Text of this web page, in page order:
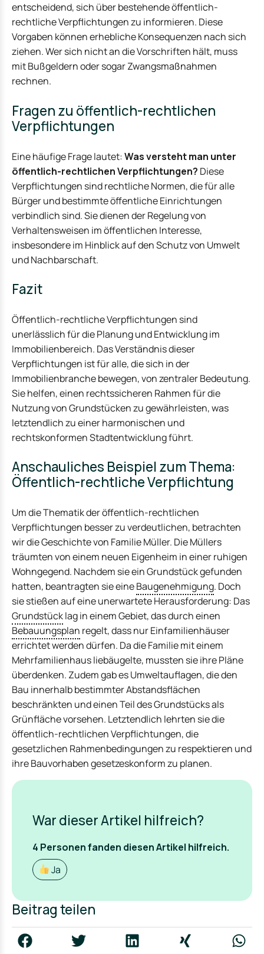
entscheidend, sich über bestehende öffentlich-
rechtliche Verpflichtungen zu informieren. Diese
Vorgaben können erhebliche Konsequenzen nach sich
ziehen. Wer sich nicht an die Vorschriften hält, muss
mit Bußgeldern oder sogar Zwangsmaßnahmen
rechnen.
Fragen zu öffentlich-rechtlichen
Verpflichtungen
Eine häufige Frage lautet:Was versteht man unter
öffentlich-rechtlichen Verpflichtungen? Diese
Verpflichtungen sind rechtliche Normen, die für alle
Bürger und bestimmte öffentliche Einrichtungen
verbindlich sind. Sie dienen der Regelung von
Verhaltensweisen im öffentlichen Interesse,
insbesondere im Hinblick auf den Schutz von Umwelt
und Nachbarschaft.
Fazit
Öffentlich-rechtliche Verpflichtungen sind
unerlässlich für die Planung und Entwicklung im
Immobilienbereich. Das Verständnis dieser
Verpflichtungen ist für alle, die sich in der
Immobilienbranche bewegen, von zentraler Bedeutung.
Sie helfen, einen rechtssicheren Rahmen für die
Nutzung von Grundstücken zu gewährleisten, was
letztendlich zu einer harmonischen und
rechtskonformen Stadtentwicklung führt.
Anschauliches Beispiel zum Thema:
Öffentlich-rechtliche Verpflichtung
Um die Thematik der öffentlich-rechtlichen
Verpflichtungen besser zu verdeutlichen, betrachten
wir die Geschichte von Familie Müller. Die Müllers
träumten von einem neuen Eigenheim in einer ruhigen
Wohngegend. Nachdem sie ein Grundstück gefunden
hatten, beantragten sie eineBaugenehmigung. Doch
sie stießen auf eine unerwartete Herausforderung: Das
Grundstücklag in einem Gebiet, das durch einen
Bebauungsplan regelt, dass nur Einfamilienhäuser
errichtet werden dürfen. Da die Familie mit einem
Mehrfamilienhaus liebäugelte, mussten sie ihre Pläne
überdenken. Zudem gab es Umweltauflagen, die den
Bau innerhalb bestimmter Abstandsflächen
beschränkten und einen Teil des Grundstücks als
Grünfläche vorsehen. Letztendlich lehrten sie die
öffentlich-rechtlichen Verpflichtungen, die
gesetzlichen Rahmenbedingungen zu respektieren und
ihre Bauvorhaben gesetzeskonform zu planen.
War dieser Artikel hilfreich?
4 Personen fanden diesen Artikel hilfreich.
Ja
Beitrag teilen